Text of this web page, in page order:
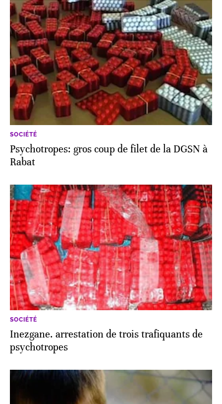
SOCIÉTÉ
Psychotropes: gros coup de filet de la DGSN à
Rabat
SOCIÉTÉ
Inezgane. arrestation de trois trafiquants de
psychotropes